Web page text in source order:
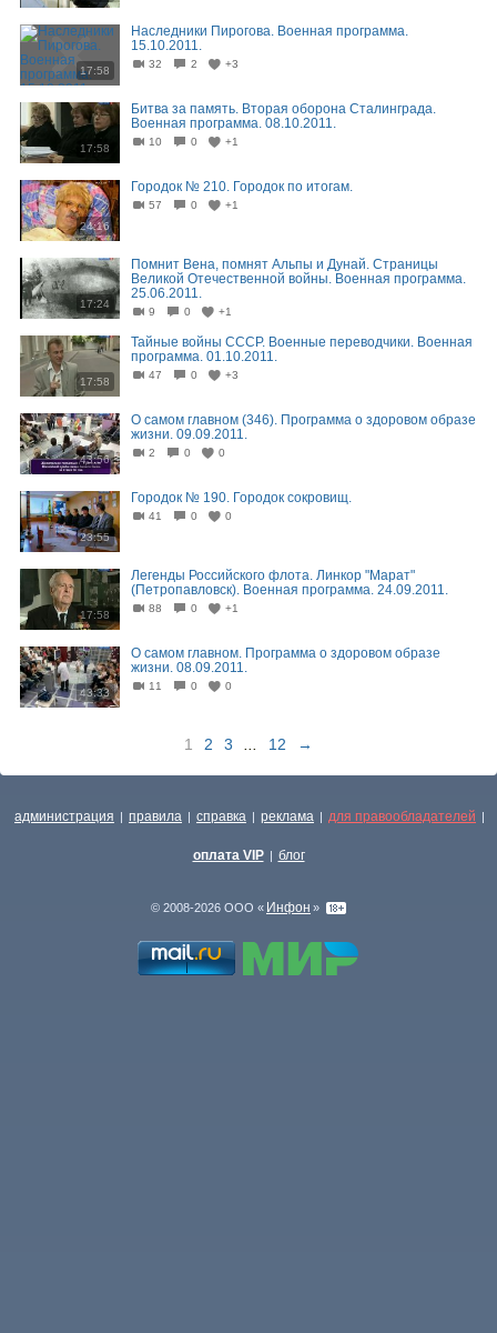
17:58
Наследники Пирогова. Военная программа.
15.10.2011.
32 2 +3
17:58
Битва за память. Вторая оборона Сталинграда.
Военная программа. 08.10.2011.
10 0 +1
24:16
Городок № 210. Городок по итогам.
57 0 +1
17:24
Помнит Вена, помнят Альпы и Дунай. Страницы
Великой Отечественной войны. Военная программа.
25.06.2011.
9 0 +1
17:58
Тайные войны СССР. Военные переводчики. Военная
программа. 01.10.2011.
47 0 +3
43:56
О самом главном (346). Программа о здоровом образе
жизни. 09.09.2011.
2 0 0
23:55
Городок № 190. Городок сокровищ.
41 0 0
17:58
Легенды Российского флота. Линкор "Марат"
(Петропавловск). Военная программа. 24.09.2011.
88 0 +1
43:33
О самом главном. Программа о здоровом образе
жизни. 08.09.2011.
11 0 0
1 2 3 12 →
администрация | правила | справка | реклама | для правообладателей |
оплата VIP | блог
© 2008-2026 ООО « Инфон »